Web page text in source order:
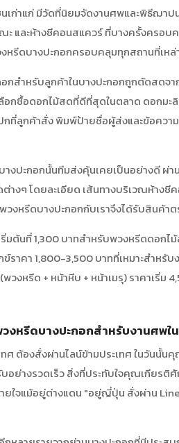
เก่าแก่ มีวัดที่นิยมจัดงานศพและพิธีฌา
และห้างซีคอนสแควร์ ที่บางครั้งครอ
หรีดบางปะกอกครอบคลุมทุกสถานที่เหล่
สำหรับลูกค้าในบางปะกอกถูกตัดสดจา
อกซื้อดอกไม้สดที่ดีที่สุดในตลาด ดอกม
กที่ลูกค้าสั่ง พิมพ์ป้ายชื่อผู้ส่งและข้อคว
งปะกอกนั้นทีมส่งคุ้นเคยเป็นอย่างดี ผ่า
างๆ โดยละเอียด เส้นทางบริเวณห้าง
วงหรีดบางปะกอกกับเราจึงได้รับสินค้า
มต้นที่ 1,300 บาทสำหรับพวงหรีดดอก
ราคา 1,800-3,500 บาทที่เหมาะสำห
งหรีด + หน้าหีบ + หน้าเมรุ) ราคาเริ่
หรีดบางปะกอกสำหรับงานศพใ
ต้องสั่งผ่านไลน์ข้ามประเทศ ในวันนั้
อย่างรวดเร็ว สิ่งที่ประทับใจคุณเกียรติ
ยใจแม้อยู่ต่างแดน "อยู่ญี่ปุ่น สั่งผ่าน